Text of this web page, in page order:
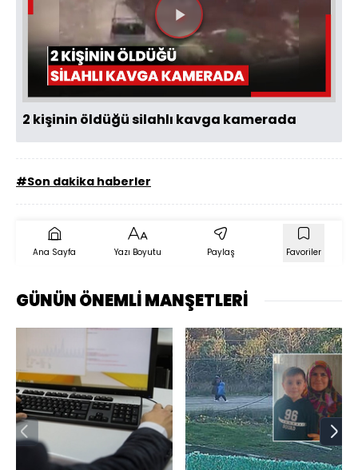
Videoyu
Oynat
2 kişinin öldüğü silahlı kavga kamerada
#Son dakika haberler
Ana Sayfa Yazı Boyutu Paylaş Favoriler
GÜNÜN ÖNEMLİ MANŞETLERİ